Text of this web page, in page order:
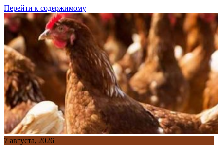
Перейти к содержимому
7 августа, 2026